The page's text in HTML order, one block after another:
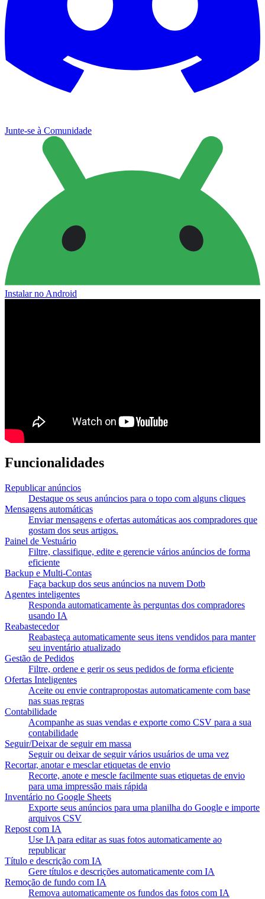
Junte-se à Comunidade
Instalar no Android
Funcionalidades
Republicar anúncios
Destaque os seus anúncios para o topo com alguns cliques
Mensagens automáticas
Enviar mensagens e ofertas automáticas aos compradores que
gostam dos seus artigos.
Painel de Vestuário
Filtre, classifique, edite e gerencie vários anúncios de forma
eficiente
Backup e Multi-Contas
Faça backup dos seus anúncios na nuvem Dotb
Agentes inteligentes
Responda automaticamente às perguntas dos compradores
usando IA
Reabastecedor
Reabasteça automaticamente seus itens vendidos para manter
seu inventário atualizado
Gestão de Pedidos
Filtre, ordene e gerir os seus pedidos de forma eficiente
Ofertas Inteligentes
Aceite ou envie contrapropostas automaticamente com base
nas suas regras
Contabilidade
Acompanhe as suas vendas e exporte como CSV para a sua
contabilidade
Seguir/Deixar de seguir em massa
Seguir ou deixar de seguir vários usuários de uma vez
Recortar, anotar e mesclar etiquetas de envio
Recorte, anote e mescle facilmente suas etiquetas de envio
para uma impressão mais rápida
Inventário no Google Sheets
Exporte seus anúncios para uma planilha do Google e importe
arquivos CSV
Repost com IA
Use IA para editar as suas fotos automaticamente ao
republicar
Título e descrição com IA
Gere títulos e descrições automaticamente com IA
Remoção de fundo com IA
Remova automaticamente os fundos das fotos com IA